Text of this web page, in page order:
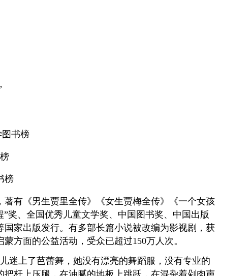
书榜
榜
有《男生贾里全传》《女生贾梅全传》《一个女孩
奖、全国优秀儿童文学奖、中国图书奖、中国出版
家出版发行。有多部长篇小说被改编为影视剧，获
方面的公益活动，受众已超过150万人次。
上了芭蕾舞，她没有漂亮的舞蹈服，没有专业的